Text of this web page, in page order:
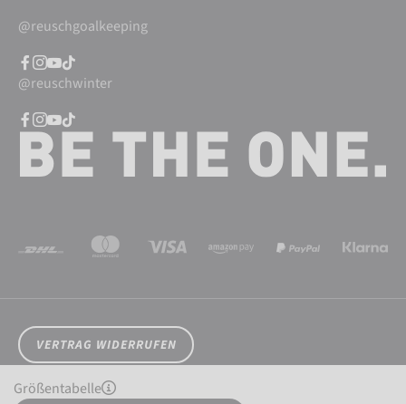
Größentabelle
@reuschgoalkeeping
@reuschwinter
VERTRAG WIDERRUFEN
WiderrufsrechtBarrierefreiheit